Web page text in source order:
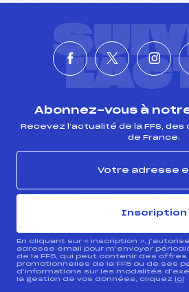
Abonnez-vous à
Recevez l’actualité de la FFS,
de France.
Inscription
En cliquant sur « inscription »,
adresse email pour m’envoyer
de la FFS, qui peut contenir des
promotionnelles de la FFS ou de ses
d’informations sur les modalités
la gestion de vos données, cliquez ici